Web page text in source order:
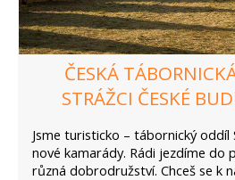
ČESKÁ
STRÁŽCI ČESKÉ
Jsme turisticko – tábornický oddíl
nové kamarády. Rádi jezdíme do
různá dobrodružství. Chceš se k